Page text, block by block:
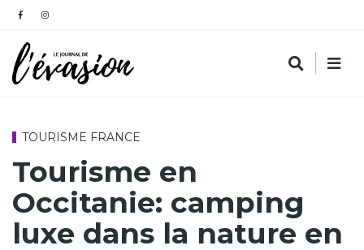
TOURISME FRANCE
Tourisme en
Occitanie: camping
luxe dans la nature en